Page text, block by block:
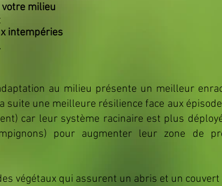
milieu
intempéries
au milieu présente un meilleur
suite une meilleure résilience face aux
car leur système racinaire est plus
pour augmenter leur zone de
végétaux qui assurent un abris et un